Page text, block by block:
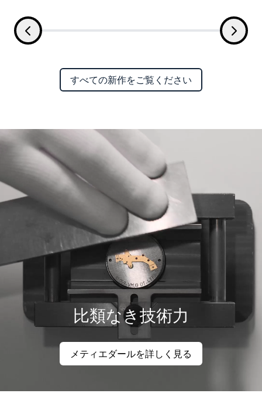
すべての新作をご覧ください
比類なき技術力
メティエダールを詳しく見る